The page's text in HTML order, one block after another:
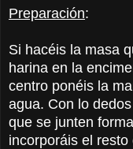
Preparación:
Si hacéis la masa
harina en la
centro ponéis la
agua. Con lo
que se junten
incorporáis el